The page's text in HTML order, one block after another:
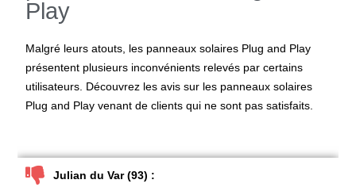
Play
Malgré leurs atouts, les panneaux solaires Plug and Play
présentent plusieurs inconvénients relevés par certains
utilisateurs. Découvrez les avis sur les panneaux solaires
Plug and Play venant de clients qui ne sont pas satisfaits.
Julian du Var (93) :